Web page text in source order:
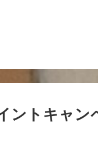
ントキャ